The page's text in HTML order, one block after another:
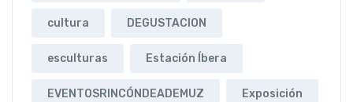
cultura DEGUSTACION
esculturas Estación Íbera
EVENTOSRINCÓNDEADEMUZ Exposición